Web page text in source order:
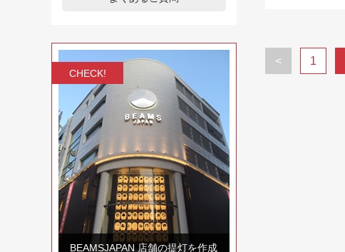
< 1
CHECK!
BEAMSJAPAN 店舗の提灯を作成